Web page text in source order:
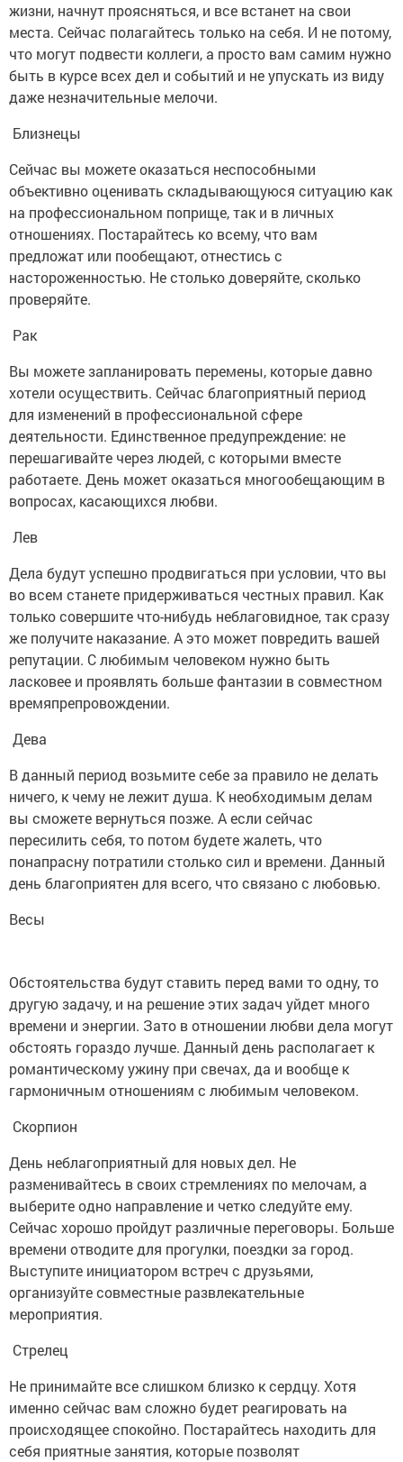
жизни, начнут проясняться, и все встанет на свои
места. Сейчас полагайтесь только на себя. И не потому,
что могут подвести коллеги, а просто вам самим нужно
быть в курсе всех дел и событий и не упускать из виду
даже незначительные мелочи.
Близнецы
Сейчас вы можете оказаться неспособными
объективно оценивать складывающуюся ситуацию как
на профессиональном поприще, так и в личных
отношениях. Постарайтесь ко всему, что вам
предложат или пообещают, отнестись с
настороженностью. Не столько доверяйте, сколько
проверяйте.
Рак
Вы можете запланировать перемены, которые давно
хотели осуществить. Сейчас благоприятный период
для изменений в профессиональной сфере
деятельности. Единственное предупреждение: не
перешагивайте через людей, с которыми вместе
работаете. День может оказаться многообещающим в
вопросах, касающихся любви.
Лев
Дела будут успешно продвигаться при условии, что вы
во всем станете придерживаться честных правил. Как
только совершите что-нибудь неблаговидное, так сразу
же получите наказание. А это может повредить вашей
репутации. С любимым человеком нужно быть
ласковее и проявлять больше фантазии в совместном
времяпрепровождении.
Дева
В данный период возьмите себе за правило не делать
ничего, к чему не лежит душа. К необходимым делам
вы сможете вернуться позже. А если сейчас
пересилить себя, то потом будете жалеть, что
понапрасну потратили столько сил и времени. Данный
день благоприятен для всего, что связано с любовью.
Весы
Обстоятельства будут ставить перед вами то одну, то
другую задачу, и на решение этих задач уйдет много
времени и энергии. Зато в отношении любви дела могут
обстоять гораздо лучше. Данный день располагает к
романтическому ужину при свечах, да и вообще к
гармоничным отношениям с любимым человеком.
Скорпион
День неблагоприятный для новых дел. Не
разменивайтесь в своих стремлениях по мелочам, а
выберите одно направление и четко следуйте ему.
Сейчас хорошо пройдут различные переговоры. Больше
времени отводите для прогулки, поездки за город.
Выступите инициатором встреч с друзьями,
организуйте совместные развлекательные
мероприятия.
Стрелец
Не принимайте все слишком близко к сердцу. Хотя
именно сейчас вам сложно будет реагировать на
происходящее спокойно. Постарайтесь находить для
себя приятные занятия, которые позволят